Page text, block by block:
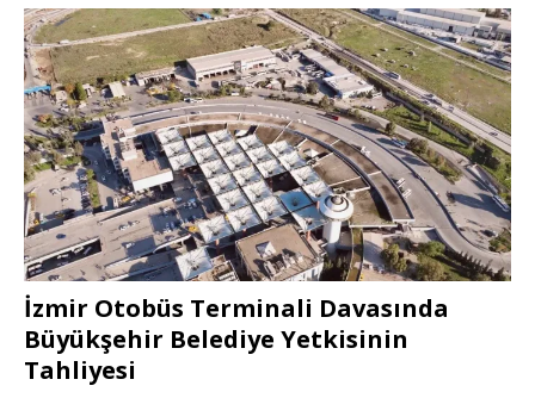
İzmir Otobüs Terminali Davasında
Büyükşehir Belediye Yetkisinin
Tahliyesi